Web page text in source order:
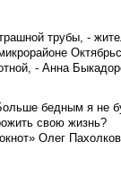
трубы, -
- Анна
бедным я не
свою жизнь?
Олег Пахолков